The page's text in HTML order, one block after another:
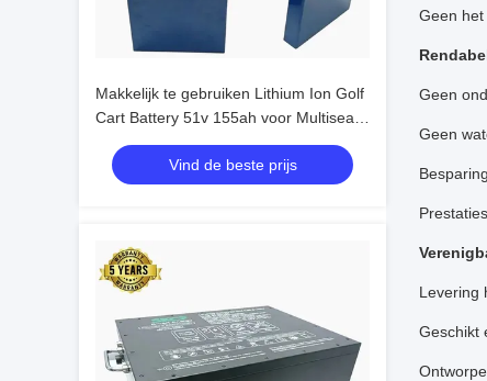
Makkelijk te gebruiken Lithium Ion Golf
Cart Battery 51v 155ah voor Multiseat-
Auto
Vind de beste prijs
Geen het
Geen
Geen
Levering
Geschikt